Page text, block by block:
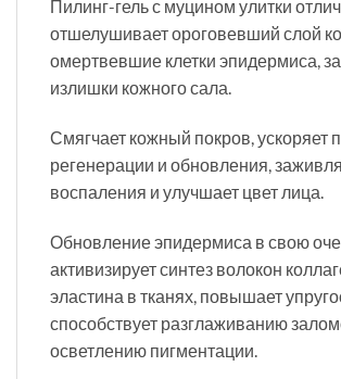
Пилинг-гель с муцином улитки
отшелушивает ороговевший слой
омертвевшие клетки эпидермиса,
излишки кожного сала.
Смягчает кожный покров, ускоряет
регенерации и обновления,
воспаления и улучшает цвет лица.
Обновление эпидермиса в свою
активизирует синтез волокон
эластина в тканях, повышает
способствует разглаживанию
осветлению пигментации.